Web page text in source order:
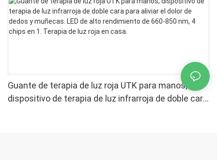
Guante de terapia de luz roja UTK para manos,
dispositivo de terapia de luz infrarroja de doble cara